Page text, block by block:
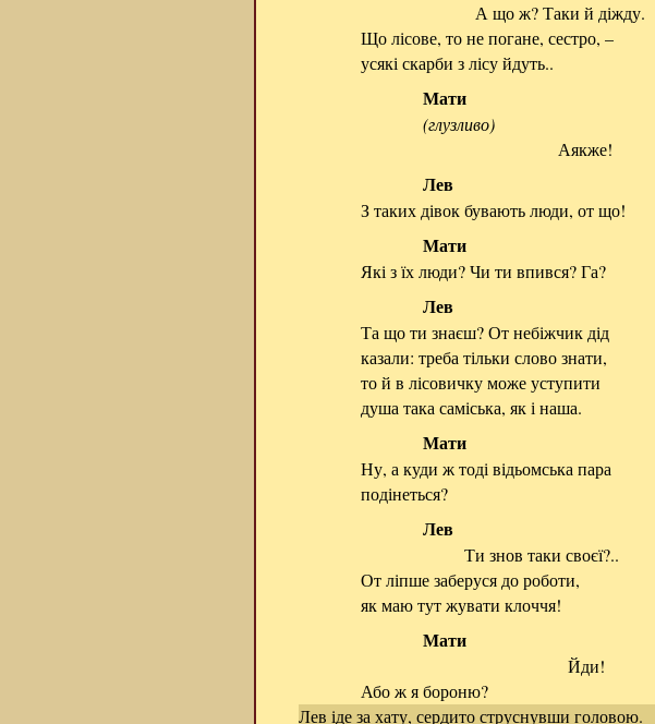
А що ж? Таки й діжду.
Що лісове, то не погане, сестро, –
усякі скарби з лісу йдуть..
Мати
(глузливо)
Аякже!
Лев
З таких дівок бувають люди, от що!
Мати
Які з їх люди? Чи ти впився? Га?
Лев
Та що ти знаєш? От небіжчик дід
казали: треба тільки слово знати,
то й в лісовичку може уступити
душа така саміська, як і наша.
Мати
Ну, а куди ж тоді відьомська пара
подінеться?
Лев
Ти знов таки своєї?..
От ліпше заберуся до роботи,
як маю тут жувати клоччя!
Мати
Йди!
Або ж я бороню?
Лев іде за хату, сердито струснувши головою.